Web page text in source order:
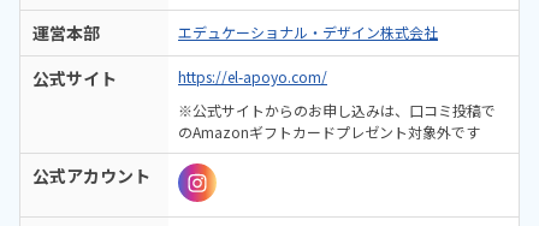
運営本部 エデュケーショナル・デザイン株式会社
公式サイト
https://el-apoyo.com/
※公式サイトからのお申し込みは、口コミ投稿で
のAmazonギフトカードプレゼント対象外です
公式アカウント